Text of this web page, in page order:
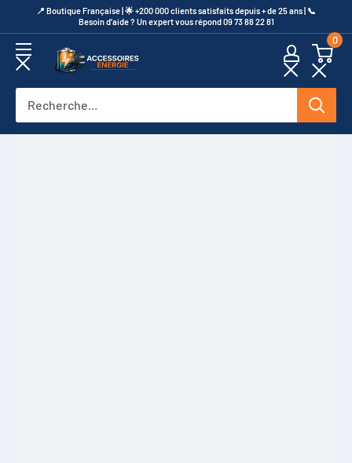
au
contenu
​📍​ Boutique Française | 🌟 +200 000 clients satisfaits depuis + de 25 ans | 📞​
Besoin d’aide ? Un expert vous répond 09 73 88 22 81
Accessoires
0